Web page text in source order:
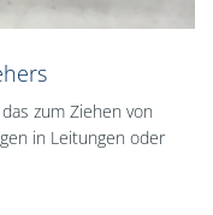
zum Ziehen von
in Leitungen oder